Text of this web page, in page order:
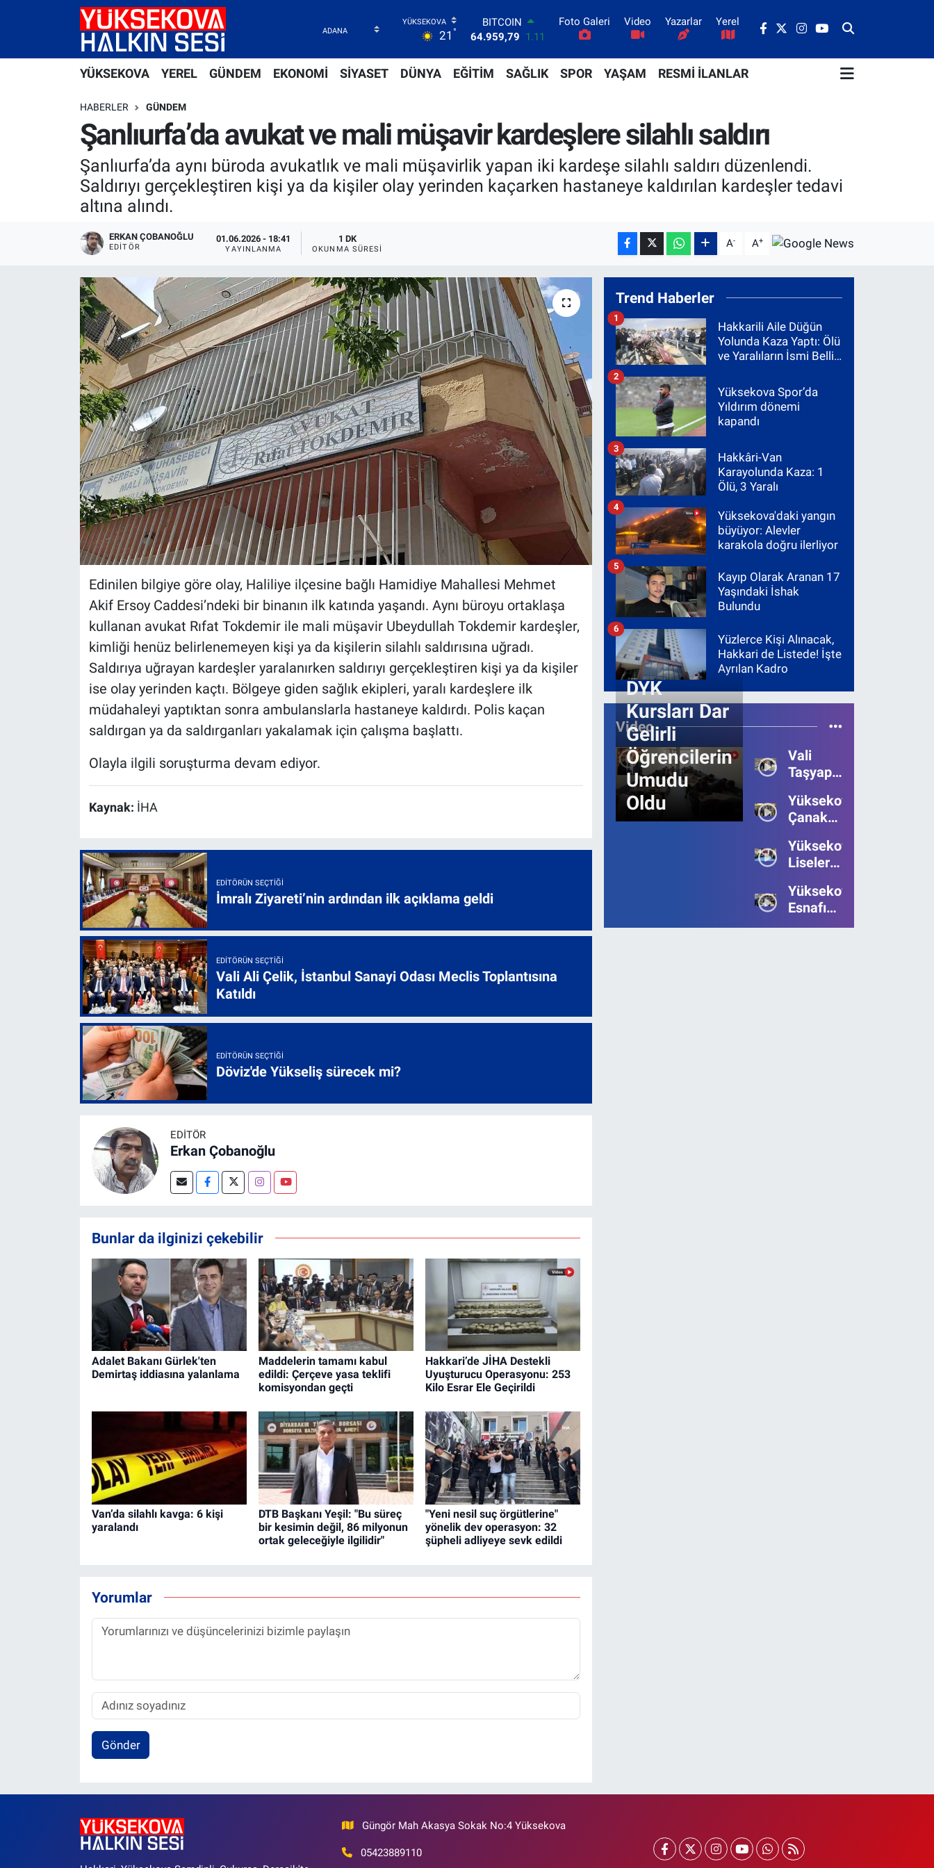
21 °
BITCOIN
64.959,79 1.11
47,7436
0.18
EURO
64,4811
GRAM ALTIN
BİST100
13.779 -14
Foto Galeri Video Yazarlar Yerel
YÜKSEKOVA YEREL GÜNDEM EKONOMİ SİYASET DÜNYA EĞİTİM SAĞLIK SPOR YAŞAM RESMİ İLANLAR
HABERLER GÜNDEM
Şanlıurfa’da avukat ve mali müşavir kardeşlere silahlı saldırı
Şanlıurfa’da aynı büroda avukatlık ve mali müşavirlik yapan iki kardeşe silahlı saldırı düzenlendi.
Saldırıyı gerçekleştiren kişi ya da kişiler olay yerinden kaçarken hastaneye kaldırılan kardeşler tedavi
altına alındı.
ERKAN ÇOBANOĞLU
EDITÖR
01.06.2026 - 18:41
YAYINLANMA
1 DK
OKUNMA SÜRESI A- A+
Edinilen bilgiye göre olay, Haliliye ilçesine bağlı Hamidiye Mahallesi Mehmet
Akif Ersoy Caddesi’ndeki bir binanın ilk katında yaşandı. Aynı büroyu ortaklaşa
kullanan avukat Rıfat Tokdemir ile mali müşavir Ubeydullah Tokdemir kardeşler,
kimliği henüz belirlenemeyen kişi ya da kişilerin silahlı saldırısına uğradı.
Saldırıya uğrayan kardeşler yaralanırken saldırıyı gerçekleştiren kişi ya da kişiler
ise olay yerinden kaçtı. Bölgeye giden sağlık ekipleri, yaralı kardeşlere ilk
müdahaleyi yaptıktan sonra ambulanslarla hastaneye kaldırdı. Polis kaçan
saldırgan ya da saldırganları yakalamak için çalışma başlattı.
Olayla ilgili soruşturma devam ediyor.
Kaynak: İHA
EDITÖRÜN SEÇTIĞI
İmralı Ziyareti’nin ardından ilk açıklama geldi
EDITÖRÜN SEÇTIĞI
Vali Ali Çelik, İstanbul Sanayi Odası Meclis Toplantısına
Katıldı
EDITÖRÜN SEÇTIĞI
Döviz'de Yükseliş sürecek mi?
EDITÖR
Erkan Çobanoğlu
Bunlar da ilginizi çekebilir
Adalet Bakanı Gürlek'ten
Demirtaş iddiasına yalanlama
Maddelerin tamamı kabul
edildi: Çerçeve yasa teklifi
komisyondan geçti
Hakkari’de JİHA Destekli
Uyuşturucu Operasyonu: 253
Kilo Esrar Ele Geçirildi
Van’da silahlı kavga: 6 kişi
yaralandı
DTB Başkanı Yeşil: "Bu süreç
bir kesimin değil, 86 milyonun
ortak geleceğiyle ilgilidir"
"Yeni nesil suç örgütlerine"
yönelik dev operasyon: 32
şüpheli adliyeye sevk edildi
Yorumlar
Gönder
Trend Haberler
Hakkarili Aile Düğün
Yolunda Kaza Yaptı: Ölü
ve Yaralıların İsmi Belli
1
Yüksekova Spor’da
Yıldırım dönemi
kapandı
2
Hakkâri-Van
Karayolunda Kaza: 1
Ölü, 3 Yaralı
3
Yüksekova'daki yangın
büyüyor: Alevler
karakola doğru ilerliyor
4
Kayıp Olarak Aranan 17
Yaşındaki İshak
Bulundu
5
Yüzlerce Kişi Alınacak,
Hakkari de Listede! İşte
Ayrılan Kadro
6
Video
DYK
Kursları Dar
Gelirli
Öğrencilerin
Umudu
Oldu
Vali
Taşyapan,
Bölgesinde
İncelemelerde
Bulundu
Yüksekova’da
Çanakkale
111.Yılı
Kutlandı
Yüksekova’da
Liseler
Bilgi
Yarışmasının
Birincisi
Yüksekova
Esnafı
Bayrama
Güngör Mah Akasya Sokak No:4 Yüksekova
05423889110
Yüksekova Nöbetçi Eczaneler
Yüksekova Trafik Yoğunluk Haritası
Süper Lig Puan Durumu ve Fikstür
Tüm Manşetler
Son Dakika Haberleri